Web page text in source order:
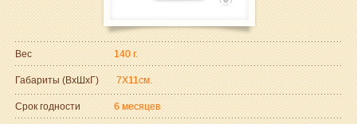
Вес 140 г.
Габариты (ВxШxГ) 7Х11см.
Срок годности 6 месяцев